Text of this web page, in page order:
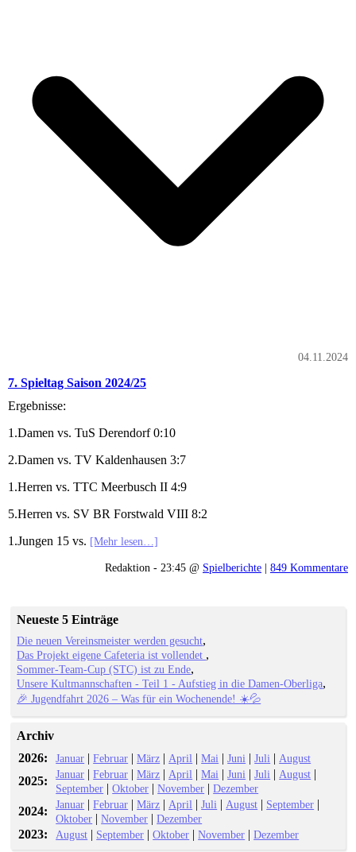
04.11.2024
7. Spieltag Saison 2024/25
Ergebnisse:
1.Damen vs. TuS Derendorf 0:10
2.Damen vs. TV Kaldenhausen 3:7
1.Herren vs. TTC Meerbusch II 4:9
5.Herren vs. SV BR Forstwald VIII 8:2
1.Jungen 15 vs. [Mehr lesen…]
Redaktion - 23:45 @ Spielberichte | 849 Kommentare
Neueste 5 Einträge
Die neuen Vereinsmeister werden gesucht
Das Projekt eigene Cafeteria ist vollendet
Sommer-Team-Cup (STC) ist zu Ende
Unsere Kultmannschaften - Teil 1 - Aufstieg in die Damen-Oberliga
🎉 Jugendfahrt 2026 – Was für ein Wochenende! ☀️💦
Archiv
2026:
Januar |Februar |März | April |Mai |Juni |Juli | August
2025: Januar |Februar |März | April |Mai |Juni |Juli | August |
September |Oktober |November |Dezember
2024: Januar |Februar |März | April |Juli | August | September |
Oktober |November |Dezember
2023: August | September |Oktober |November |Dezember